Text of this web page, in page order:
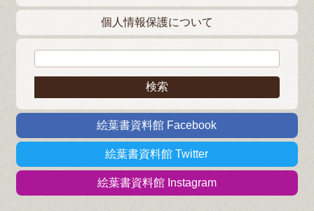
個人情報保護について
絵葉書資料館 Facebook
絵葉書資料館 Twitter
絵葉書資料館 Instagram